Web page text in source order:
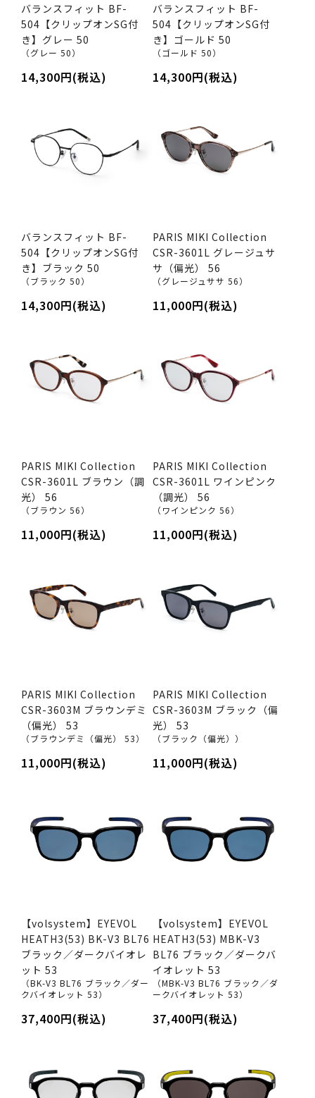
バランスフィット BF-
504【クリップオンSG付
き】グレー 50
（グレー 50）
14,300円(税込)
バランスフィット BF-
504【クリップオンSG付
き】ゴールド 50
（ゴールド 50）
14,300円(税込)
バランスフィット BF-
504【クリップオンSG付
き】ブラック 50
（ブラック 50）
14,300円(税込)
PARIS MIKI Collection
CSR-3601L グレージュサ
サ（偏光） 56
（グレージュササ 56）
11,000円(税込)
PARIS MIKI Collection
CSR-3601L ブラウン（調
光） 56
（ブラウン 56）
11,000円(税込)
PARIS MIKI Collection
CSR-3601L ワインピンク
（調光） 56
（ワインピンク 56）
11,000円(税込)
PARIS MIKI Collection
CSR-3603M ブラウンデミ
（偏光） 53
（ブラウンデミ（偏光） 53）
11,000円(税込)
PARIS MIKI Collection
CSR-3603M ブラック（偏
光） 53
（ブラック（偏光））
11,000円(税込)
【volsystem】EYEVOL
HEATH3(53) BK-V3 BL76
ブラック／ダークバイオレ
ット 53
（BK-V3 BL76 ブラック／ダー
クバイオレット 53）
37,400円(税込)
【volsystem】EYEVOL
HEATH3(53) MBK-V3
BL76 ブラック／ダークバ
イオレット 53
（MBK-V3 BL76 ブラック／ダ
ークバイオレット 53）
37,400円(税込)